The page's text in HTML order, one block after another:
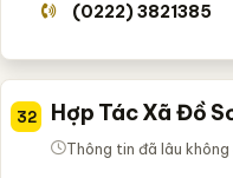
(0222) 3821385
32 Hợp Tác Xã Đồ
Thông tin đã lâu